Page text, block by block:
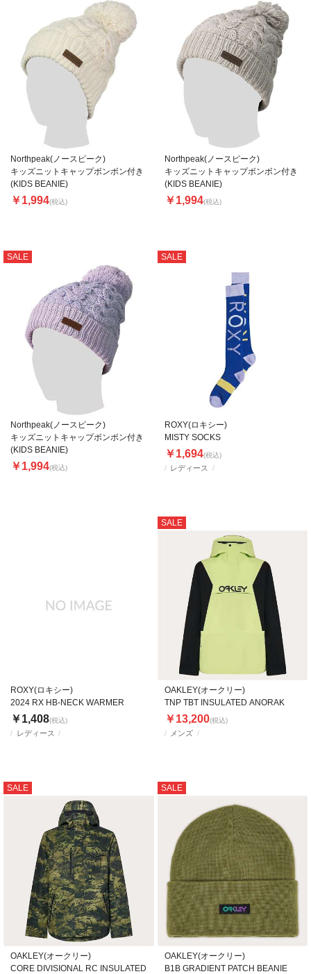
Northpeak(ノースピーク)
キッズニットキャップボンボン付き
(KIDS BEANIE)
￥1,994(税込)
Northpeak(ノースピーク)
キッズニットキャップボンボン付き
(KIDS BEANIE)
￥1,994(税込)
SALE
Northpeak(ノースピーク)
キッズニットキャップボンボン付き
(KIDS BEANIE)
￥1,994(税込)
SALE
レディース
ROXY(ロキシー)
MISTY SOCKS
￥1,694(税込)
レディース
ROXY(ロキシー)
2024 RX HB-NECK WARMER
￥1,408(税込)
SALE
メンズ
OAKLEY(オークリー)
TNP TBT INSULATED ANORAK
￥13,200(税込)
SALE
OAKLEY(オークリー)
CORE DIVISIONAL RC INSULATED
SALE
OAKLEY(オークリー)
B1B GRADIENT PATCH BEANIE